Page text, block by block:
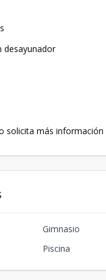
desayunador
solicita más información
Gimnasio
Piscina